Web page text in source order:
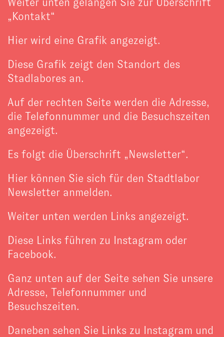
„Kontakt“
Hier wird eine Grafik angezeigt.
Diese Grafik zeigt den Standort des
Stadlabores an.
Auf der rechten Seite werden die Adresse,
die Telefonnummer und die Besuchszeiten
angezeigt.
Es folgt die Überschrift „Newsletter“.
Hier können Sie sich für den Stadtlabor
Newsletter anmelden.
Weiter unten werden Links angezeigt.
Diese Links führen zu Instagram oder
Facebook.
Ganz unten auf der Seite sehen Sie unsere
Adresse, Telefonnummer und
Besuchszeiten.
Daneben sehen Sie Links zu Instagram und